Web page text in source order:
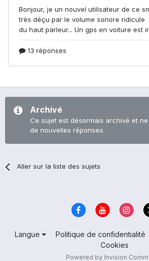
Archivé
Ce sujet est désormais archivé et
de nouvelles réponses.
Aller sur la liste des sujets
Langue Politique de confidentialité
Cookies
Powered by Invision